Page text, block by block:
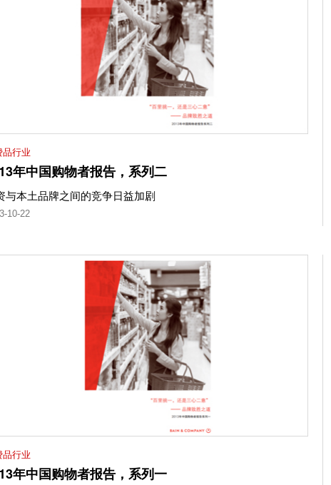
品行业
年中国购物者报告，系列二
与本土品牌之间的竞争日益加剧
10-22
品行业
年中国购物者报告，系列一